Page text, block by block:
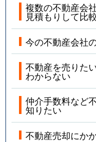
複数の不動産会
見積もりして比
今の不動産会社
不動産を売りた
わからない
仲介手数料など
知りたい
不動産売却にか